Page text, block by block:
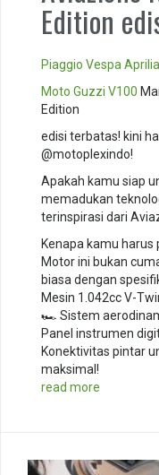
Edition
Piaggio Vespa Aprilia
Moto Guzzi V100
Edition
edisi terbatas! kini
@motoplexindo!
Apakah kamu siap
memadukan
terinspirasi dari
Kenapa kamu harus
Motor ini bukan
biasa dengan
Mesin 1.042cc V-
🏎️ Sistem
Panel instrumen
Konektivitas pintar
maksimal!
read more